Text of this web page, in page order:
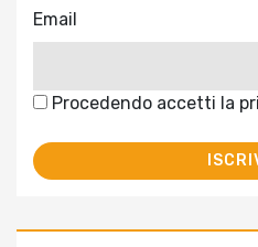
Email
Procedendo accetti la